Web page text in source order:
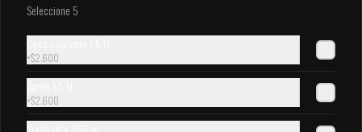
Seleccione 5
+$2.600
+$2.600